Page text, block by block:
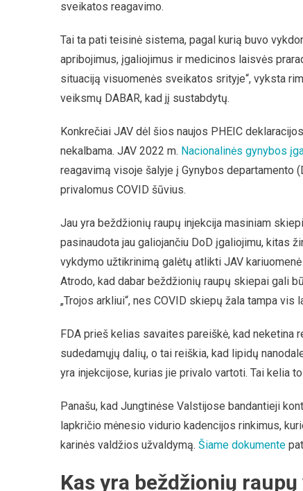
sveikatos reagavimo.
Tai ta pati teisinė sistema, pagal kurią buvo
apribojimus, įgaliojimus ir medicinos laisvės
situaciją visuomenės sveikatos srityje“, vyksta
veiksmų DABAR, kad jį sustabdytų.
Konkrečiai JAV dėl šios naujos PHEIC
nekalbama. JAV 2022 m. Nacionalinės gynybos
reagavimą visoje šalyje į Gynybos departamento
privalomus COVID šūvius.
Jau yra beždžionių raupų injekcija masiniam
pasinaudota jau galiojančiu DoD įgaliojimu, kitas
vykdymo užtikrinimą galėtų atlikti JAV
Atrodo, kad dabar beždžionių raupų skiepai gali
„Trojos arkliui“, nes COVID skiepų žala tampa vis
FDA prieš kelias savaites pareiškė, kad
sudedamųjų dalių, o tai reiškia, kad lipidų
yra injekcijose, kurias jie privalo vartoti. Tai kelia
Panašu, kad Jungtinėse Valstijose bandantieji
lapkričio mėnesio vidurio kadencijos rinkimus,
karinės valdžios užvaldymą. Šiame dokumente
Kas yra beždžionių